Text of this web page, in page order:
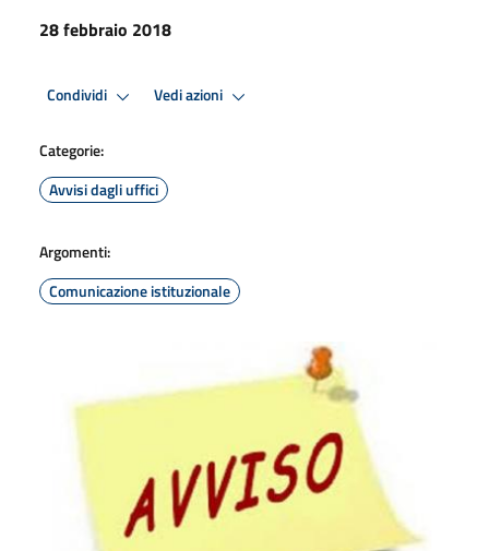
28 febbraio 2018
Condividi Vedi azioni
Categorie:
Avvisi dagli uffici
Argomenti:
Comunicazione istituzionale